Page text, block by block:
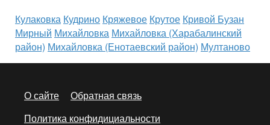
Кулаковка Кудрино Кряжевое Крутое Кривой Бузан
Мирный Михайловка Михайловка (Харабалинский
район) Михайловка (Енотаевский район) Мултаново
О сайте
Обратная связь
Политика конфидициальности